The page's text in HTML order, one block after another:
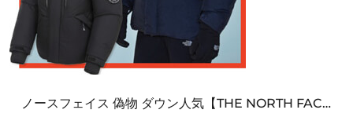
ノースフェイス 偽物 ダウン人気【THE NORTH FACE】M'S 7 SUMMIT HIM...